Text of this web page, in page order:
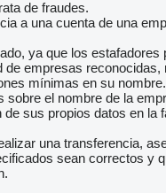
de fraudes.
a una cuenta de una
ya que los estafadores
de empresas reconocidas,
mínimas en su
sobre el nombre de la
de sus propios datos en la
una transferencia,
sean correctos y